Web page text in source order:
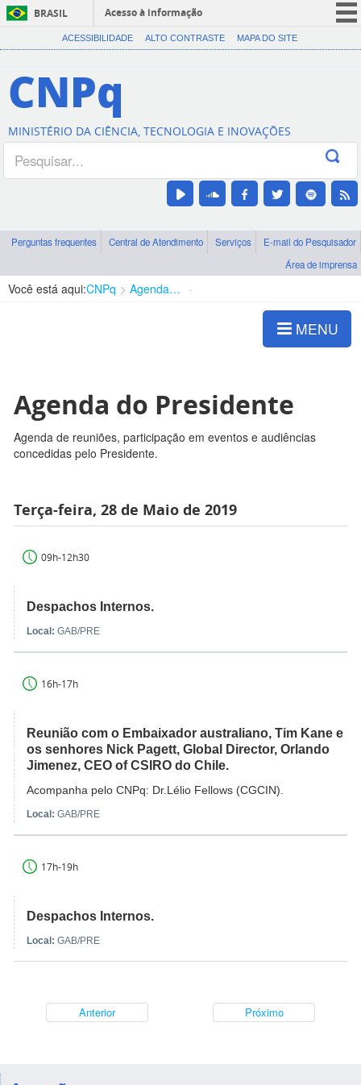
BRASIL
Acesso à informação
CORONAVÍRUS (COVID-19)
Canais
ACESSIBILIDADE ALTO CONTRASTE MAPA DO SITE
CNPq
MINISTÉRIO DA CIÊNCIA, TECNOLOGIA E INOVAÇÕES
Perguntas frequentes Central de Atendimento Serviços
E-mail do Pesquisador
Área de imprensa
Você está aqui:CNPq Agenda de autoridades
MENU
Agenda do Presidente
Agenda de reuniões, participação em eventos e audiências
concedidas pelo Presidente.
Terça-feira, 28 de Maio de 2019
09h-12h30
Despachos Internos.
Local: GAB/PRE
16h-17h
Reunião com o Embaixador australiano, Tim Kane e
os senhores Nick Pagett, Global Director, Orlando
Jimenez, CEO of CSIRO do Chile.
Acompanha pelo CNPq: Dr.Lélio Fellows (CGCIN).
Local: GAB/PRE
17h-19h
Despachos Internos.
Local: GAB/PRE
Anterior Próximo